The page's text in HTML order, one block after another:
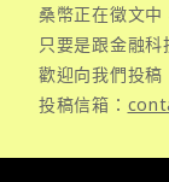
桑幣正在徵文中
只要是跟金融
歡迎向我們投稿
投稿信箱：